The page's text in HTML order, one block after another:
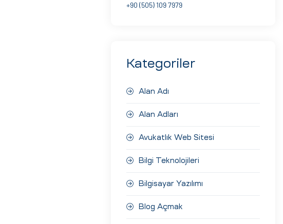
+90 (505) 109 7979
Kategoriler
Alan Adı
Alan Adları
Avukatlık Web Sitesi
Bilgi Teknolojileri
Bilgisayar Yazılımı
Blog Açmak